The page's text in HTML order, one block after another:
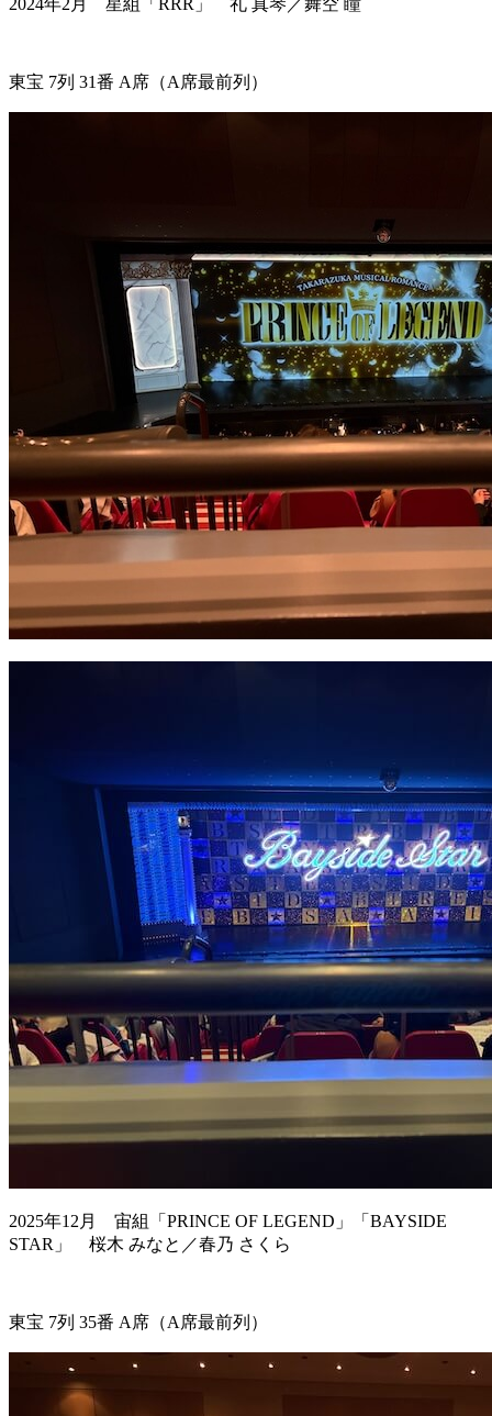
東宝 7列 31番 A席（A席最前列）
2025年12月 宙組「PRINCE OF LEGEND」「BAYSIDE
STAR」 桜木 みなと／春乃 さくら
東宝 7列 35番 A席（A席最前列）